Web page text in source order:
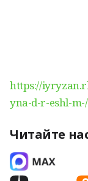
https://
yna-d-r-eshl-m-/
Читайте